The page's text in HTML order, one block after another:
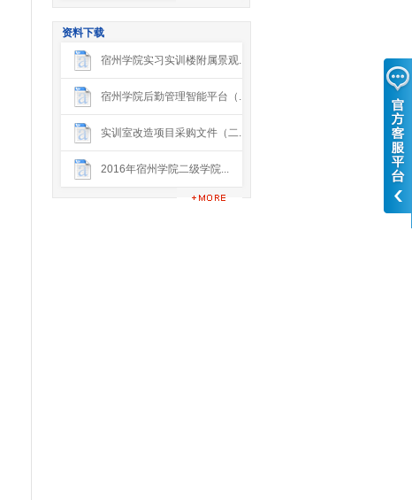
资料下载
宿州学院实习实训楼附属景观...
宿州学院后勤管理智能平台（...
实训室改造项目采购文件（二...
2016年宿州学院二级学院...